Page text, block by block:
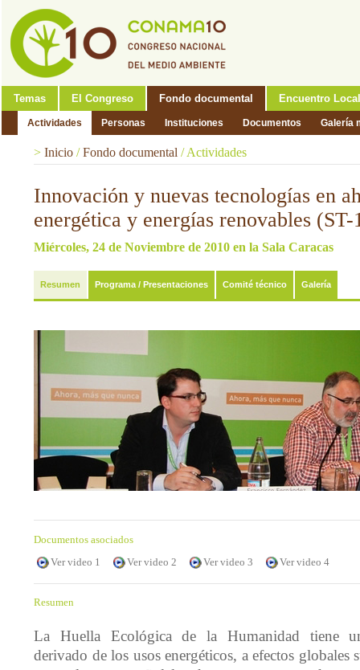
Temas El Congreso Fondo documental Encuentro Local
Actividades Personas Instituciones Documentos Galería
> Inicio /Fondo documental / Actividades
Innovación y nuevas tecnologías en
energética y energías renovables (ST-
Miércoles, 24 de Noviembre de 2010 en la Sala Caracas
Resumen Programa / Presentaciones Comité técnico Galería
Documentos asociados
Ver video 1
Ver video 2 Ver video 3 Ver video 4
Resumen
La Huella Ecológica de la Humanidad tiene
derivado de los usos energéticos, a efectos globales